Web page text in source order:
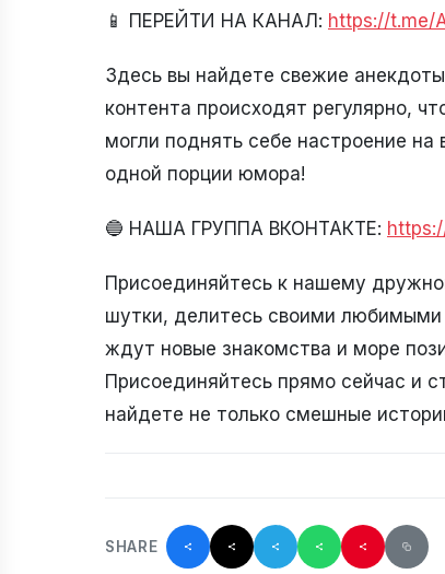
📱 ПЕРЕЙТИ НА КАНАЛ: https://t.me/
Здесь вы найдете свежие
контента происходят регулярно,
могли поднять себе настроение
одной порции юмора!
🔵 НАША ГРУППА ВКОНТАКТЕ:
Присоединяйтесь к нашему
шутки, делитесь своими любимыми
ждут новые знакомства и море
Присоединяйтесь прямо сейчас и
найдете не только смешные
SHARE